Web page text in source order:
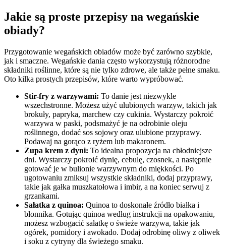
Jakie są proste przepisy na wegańskie
obiady?
Przygotowanie wegańskich obiadów może być zarówno szybkie,
jak i smaczne. Wegańskie dania często wykorzystują różnorodne
składniki roślinne, które są nie tylko zdrowe, ale także pełne smaku.
Oto kilka prostych przepisów, które warto wypróbować.
Stir-fry z warzywami: To danie jest niezwykle
wszechstronne. Możesz użyć ulubionych warzyw, takich jak
brokuły, papryka, marchew czy cukinia. Wystarczy pokroić
warzywa w paski, podsmażyć je na odrobinie oleju
roślinnego, dodać sos sojowy oraz ulubione przyprawy.
Podawaj na gorąco z ryżem lub makaronem.
Zupa krem z dyni: To idealna propozycja na chłodniejsze
dni. Wystarczy pokroić dynię, cebulę, czosnek, a następnie
gotować je w bulionie warzywnym do miękkości. Po
ugotowaniu zmiksuj wszystkie składniki, dodaj przyprawy,
takie jak gałka muszkatołowa i imbir, a na koniec serwuj z
grzankami.
Sałatka z quinoa: Quinoa to doskonałe źródło białka i
błonnika. Gotując quinoa według instrukcji na opakowaniu,
możesz wzbogacić sałatkę o świeże warzywa, takie jak
ogórek, pomidory i awokado. Dodaj odrobinę oliwy z oliwek
i soku z cytryny dla świeżego smaku.